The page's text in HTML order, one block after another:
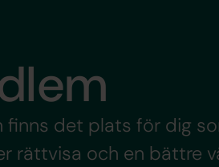
finns det plats för dig
rättvisa och en bättre